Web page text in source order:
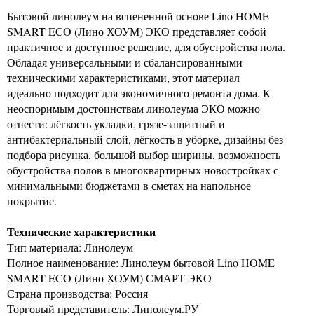
Бытовой линолеум на вспененной основе Lino HOME
SMART ECO (Лино ХОУМ) ЭКО представляет собой
практичное и доступное решение, для обустройства пола.
Обладая универсальными и сбалансированными
техническими характеристиками, этот материал
идеально подходит для экономичного ремонта дома. К
неоспоримым достоинствам линолеума ЭКО можно
отнести: лёгкость укладки, грязе-защитный и
антибактериальный слой, лёгкость в уборке, дизайны без
подбора рисунка, большой выбор ширины, возможность
обустройства полов в многоквартирных новостройках с
минимальными бюджетами в сметах на напольное
покрытие.
Технические характеристики
Тип материала: Линолеум
Полное наименование: Линолеум бытовой Lino HOME
SMART ECO (Лино ХОУМ) СМАРТ ЭКО
Страна производства: Россия
Торговый представитель: Линолеум.РУ